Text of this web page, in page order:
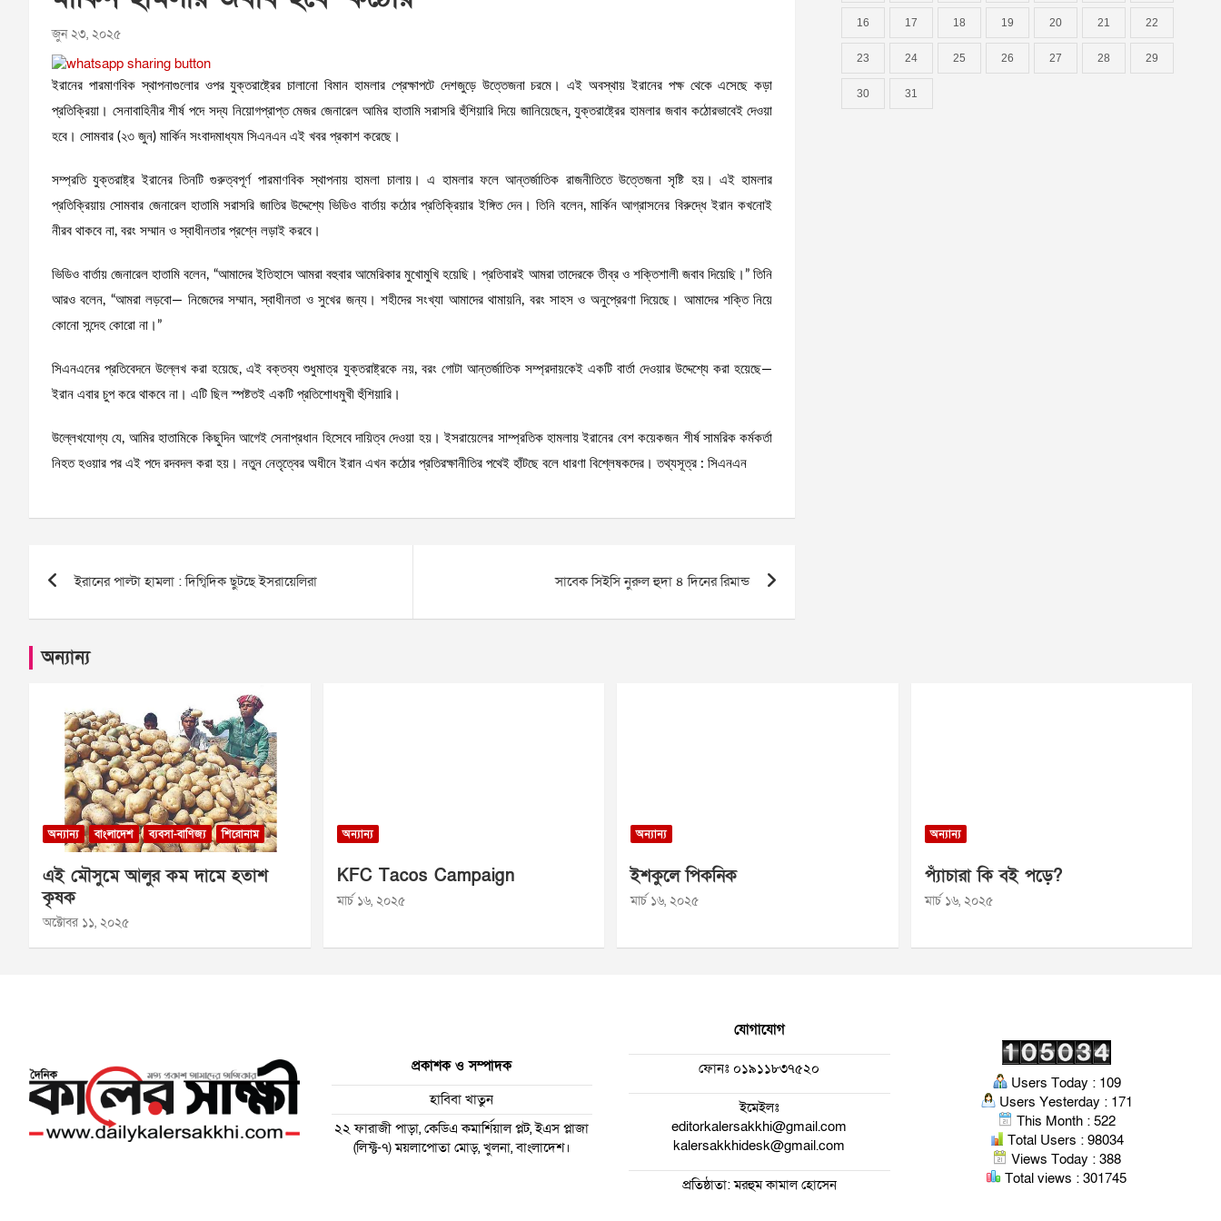
জুন ২৩, ২০২৫
ইরানের পারমাণবিক স্থাপনাগুলোর ওপর যুক্তরাষ্ট্রের চালানো বিমান হামলার প্রেক্ষাপটে দেশজুড়ে উত্তেজনা চরমে। এই অবস্থায় ইরানের পক্ষ থেকে এসেছে কড়া
প্রতিক্রিয়া। সেনাবাহিনীর শীর্ষ পদে সদ্য নিয়োগপ্রাপ্ত মেজর জেনারেল আমির হাতামি সরাসরি হুঁশিয়ারি দিয়ে জানিয়েছেন, যুক্তরাষ্ট্রের হামলার জবাব কঠোরভাবেই দেওয়া
হবে। সোমবার (২৩ জুন) মার্কিন সংবাদমাধ্যম সিএনএন এই খবর প্রকাশ করেছে।
সম্প্রতি যুক্তরাষ্ট্র ইরানের তিনটি গুরুত্বপূর্ণ পারমাণবিক স্থাপনায় হামলা চালায়। এ হামলার ফলে আন্তর্জাতিক রাজনীতিতে উত্তেজনা সৃষ্টি হয়। এই হামলার
প্রতিক্রিয়ায় সোমবার জেনারেল হাতামি সরাসরি জাতির উদ্দেশ্যে ভিডিও বার্তায় কঠোর প্রতিক্রিয়ার ইঙ্গিত দেন। তিনি বলেন, মার্কিন আগ্রাসনের বিরুদ্ধে ইরান কখনোই
নীরব থাকবে না, বরং সম্মান ও স্বাধীনতার প্রশ্নে লড়াই করবে।
ভিডিও বার্তায় জেনারেল হাতামি বলেন, “আমাদের ইতিহাসে আমরা বহুবার আমেরিকার মুখোমুখি হয়েছি। প্রতিবারই আমরা তাদেরকে তীব্র ও শক্তিশালী জবাব দিয়েছি।” তিনি
আরও বলেন, “আমরা লড়বো— নিজেদের সম্মান, স্বাধীনতা ও সুখের জন্য। শহীদের সংখ্যা আমাদের থামায়নি, বরং সাহস ও অনুপ্রেরণা দিয়েছে। আমাদের শক্তি নিয়ে
কোনো সন্দেহ কোরো না।”
সিএনএনের প্রতিবেদনে উল্লেখ করা হয়েছে, এই বক্তব্য শুধুমাত্র যুক্তরাষ্ট্রকে নয়, বরং গোটা আন্তর্জাতিক সম্প্রদায়কেই একটি বার্তা দেওয়ার উদ্দেশ্যে করা হয়েছে—
ইরান এবার চুপ করে থাকবে না। এটি ছিল স্পষ্টতই একটি প্রতিশোধমুখী হুঁশিয়ারি।
উল্লেখযোগ্য যে, আমির হাতামিকে কিছুদিন আগেই সেনাপ্রধান হিসেবে দায়িত্ব দেওয়া হয়। ইসরায়েলের সাম্প্রতিক হামলায় ইরানের বেশ কয়েকজন শীর্ষ সামরিক কর্মকর্তা
নিহত হওয়ার পর এই পদে রদবদল করা হয়। নতুন নেতৃত্বের অধীনে ইরান এখন কঠোর প্রতিরক্ষানীতির পথেই হাঁটছে বলে ধারণা বিশ্লেষকদের। তথ্যসূত্র : সিএনএন
navigation
ইরানের পাল্টা হামলা : দিগ্বিদিক ছুটছে ইসরায়েলিরা সাবেক সিইসি নুরুল হুদা ৪ দিনের রিমান্ড
16 17 18 19 20 21 22
23 24 25 26 27 28 29
30 31
অন্যান্য
অন্যান্য বাংলাদেশ ব্যবসা-বাণিজ্য শিরোনাম
এই মৌসুমে আলুর কম দামে হতাশ
কৃষক
অক্টোবর ১১, ২০২৫
অন্যান্য
KFC Tacos Campaign
মার্চ ১৬, ২০২৫
অন্যান্য
ইশকুলে পিকনিক
মার্চ ১৬, ২০২৫
অন্যান্য
প্যাঁচারা কি বই পড়ে?
মার্চ ১৬, ২০২৫
প্রকাশক ও সম্পাদক
হাবিবা খাতুন
২২ ফারাজী পাড়া, কেডিএ কমার্শিয়াল প্লট, ইএস প্লাজা
(লিফ্ট-৭) ময়লাপোতা মোড়, খুলনা, বাংলাদেশ।
যোগাযোগ
ফোনঃ ০১৯১১৮৩৭৫২০
ইমেইলঃ
editorkalersakkhi@gmail.com
kalersakkhidesk@gmail.com
প্রতিষ্ঠাতা: মরহুম কামাল হোসেন
Users Today : 109
Users Yesterday : 171
This Month : 522
Total Users : 98034
Views Today : 388
Total views : 301745